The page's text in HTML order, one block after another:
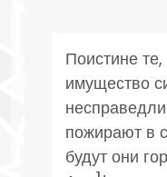
Поистине
имущество
пожирают в
будут они